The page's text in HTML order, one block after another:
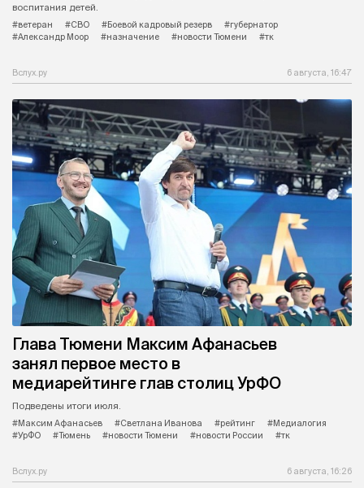
воспитания детей.
#ветеран
#СВО #Боевой кадровый резерв
#губернатор
#Александр Моор
#назначение #новости Тюмени #тк
Вслух.ру 6 августа, 16:47
Глава Тюмени Максим Афанасьев
занял первое место в
медиарейтинге глав столиц УрФО
Подведены итоги июля.
#Максим Афанасьев
#Светлана Иванова #рейтинг
#Медиалогия
#УрФО
#Тюмень #новости Тюмени #новости России #тк
Вслух.ру 6 августа, 16:26